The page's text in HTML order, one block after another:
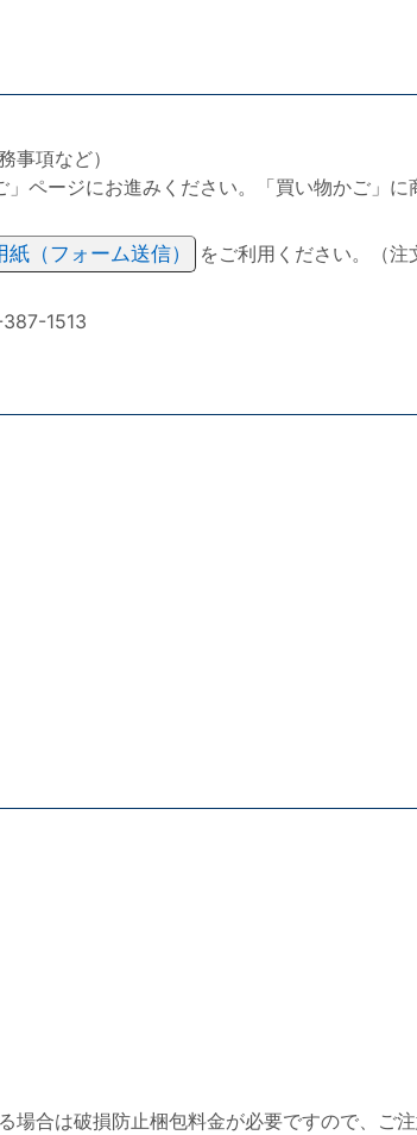
事項など）
」ページにお進みください。「買い物かご」
紙（フォーム送信）
をご利用ください。（注
1513
合は破損防止梱包料金が必要ですので、ご注